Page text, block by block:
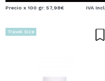
Precio x 100 gr: 57,98€ IVA Incl.
Travel Size